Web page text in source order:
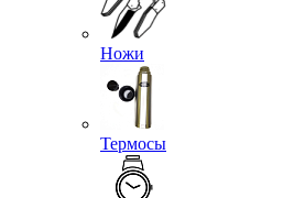
Ножи
Термосы